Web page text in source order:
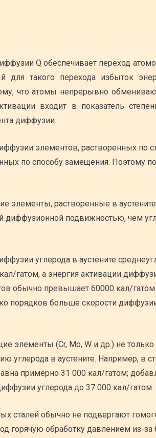
Q обеспечивает переход
для такого перехода избыток
что атомы непрерывно
входит в показатель
диффузии.
элементов, растворенных по
по способу замещения. Поэтому
элементы, растворенные в
диффузионной подвижностью, чем
углерода в аустените
гатом, а энергия активации
обычно превышает 60000 кал/
порядков больше скорости
элементы (Cr, Mo, W и др.) не
углерода в аустените. Например, в
примерно 31 000 кал/гатом;
углерода до 37 000 кал/
сталей обычно не подвергают
горячую обработку давлением из-